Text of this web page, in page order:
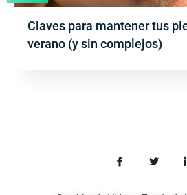
Claves para mantener tus
verano (y sin complejos)